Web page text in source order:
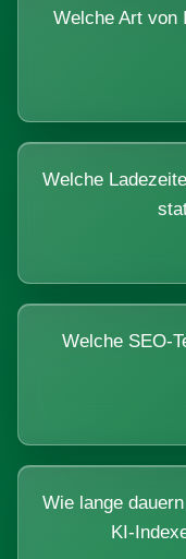
Welche Art von
Welche
Welche SEO-
Wie lange
KI-